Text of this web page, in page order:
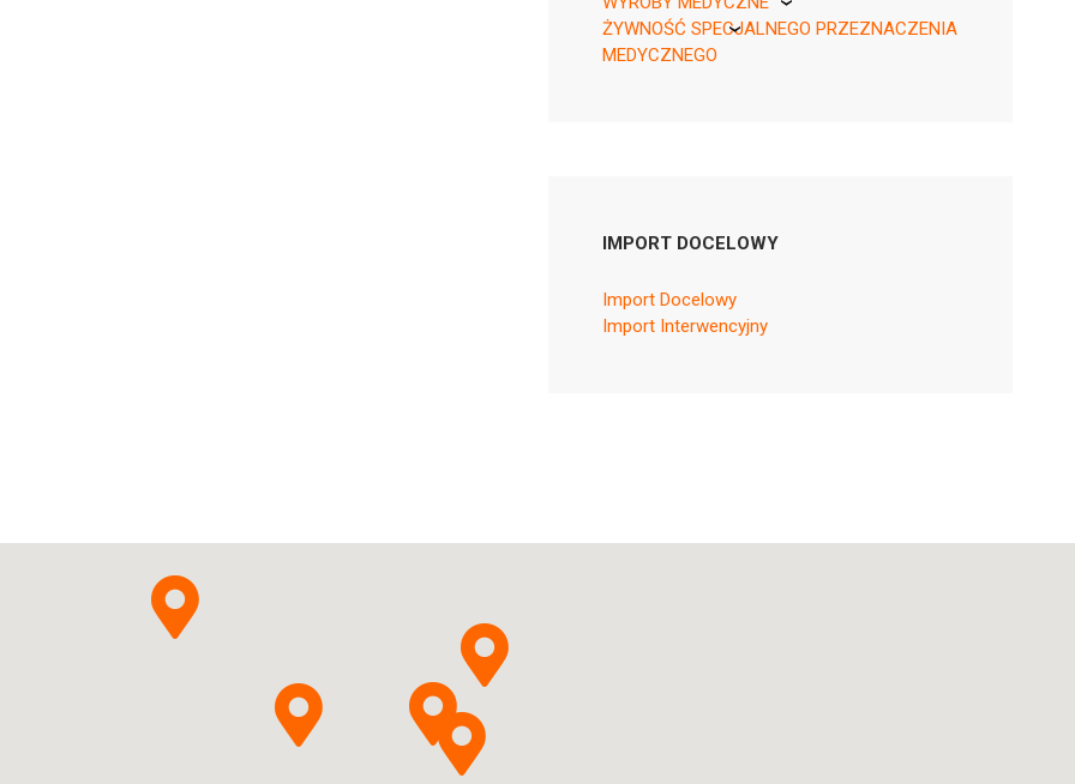
KikGel
ŻYWNOŚĆ SPECJALNEGO PRZEZNACZENIA
MEDYCZNEGO
IMPORT DOCELOWY
Import Docelowy
Import Interwencyjny